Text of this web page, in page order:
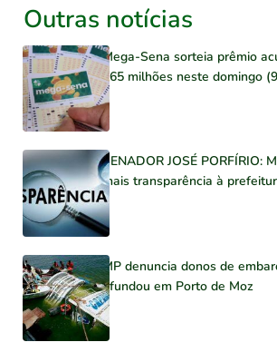
Outras notícias
Mega-Sena sorteia prêmio
165 milhões neste domingo
SENADOR JOSÉ PORFÍRIO:
mais transparência à
MP denuncia donos de
afundou em Porto de Moz